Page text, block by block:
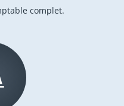
complet.